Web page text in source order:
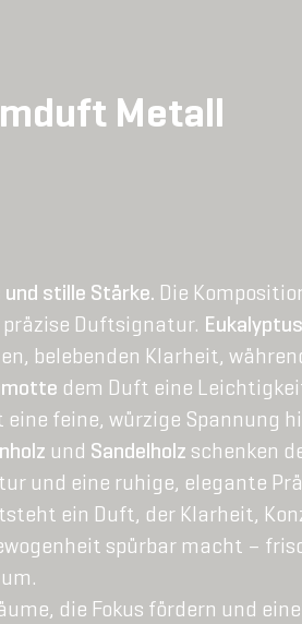
Metall
und stille Stärke. Die
präzise Duftsignatur. Eukalyptus
belebenden Klarheit,
dem Duft eine
eine feine, würzige Spannung
und Sandelholz schenken
und eine ruhige, elegante
ein Duft, der Klarheit,
spürbar macht –
die Fokus fördern und